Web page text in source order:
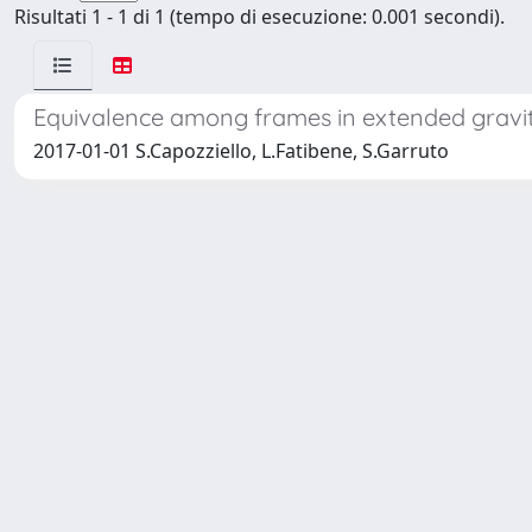
Risultati 1 - 1 di 1 (tempo di esecuzione: 0.001 secondi).
Equivalence among frames in extended
2017-01-01 S.Capozziello, L.Fatibene, S.Garruto